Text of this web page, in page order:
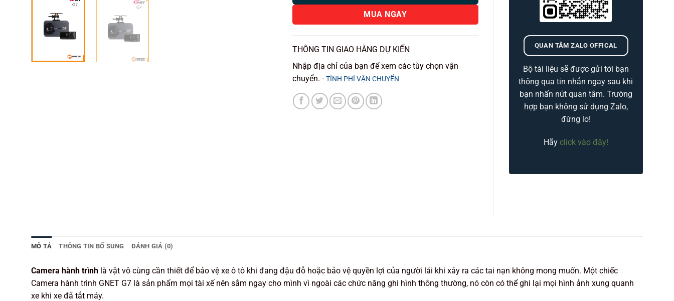
MUA NGAY
THÔNG TIN GIAO HÀNG DỰ KIẾN
Nhập địa chỉ của bạn để xem các tùy chọn vận
chuyển. -TÍNH PHÍ VẬN CHUYỂN
QUAN TÂM ZALO OFFICAL
Bộ tài liệu sẽ được gửi tới bạn
thông qua tin nhắn ngay sau khi
bạn nhấn nút quan tâm. Trường
hợp bạn không sử dụng Zalo,
đừng lo!
Hãy click vào đây!
MÔ TẢ THÔNG TIN BỔ SUNG ĐÁNH GIÁ (0)
Camera hành trình là vật vô cùng cần thiết để bảo vệ xe ô tô khi đang đậu đỗ hoặc bảo vệ quyền lợi của người lái khi xảy ra các tai nạn không mong muốn. Một chiếc
Camera hành trình GNET G7 là sản phẩm mọi tài xế nên sắm ngay cho mình vì ngoài các chức năng ghi hình thông thường, nó còn có thể ghi lại mọi hình ảnh xung quanh
xe khi xe đã tắt máy.